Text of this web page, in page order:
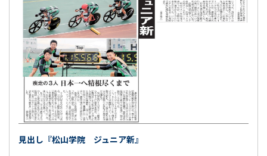
見出し『松山学院 ジュニア新』